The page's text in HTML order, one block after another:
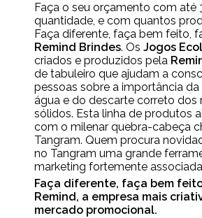
Faça o seu orçamento com até
quantidade, e com quantos
Faça diferente, faça bem feito,
Remind Brindes. OsJogos
criados e produzidos pela
de tabuleiro que ajudam a
pessoas sobre a importância
água e do descarte correto dos
sólidos. Esta linha de produtos
com o milenar quebra-cabeça
Tangram. Quem procura
no Tangram uma grande
marketing fortemente
Faça diferente, faça bem
Remind, a empresa mais
mercado promocional.